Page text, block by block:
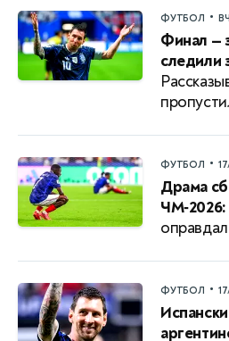
ФУТБОЛ •
Финал —
следили
ФУТБОЛ •
Драма
ЧМ‑2026:
ФУТБОЛ •